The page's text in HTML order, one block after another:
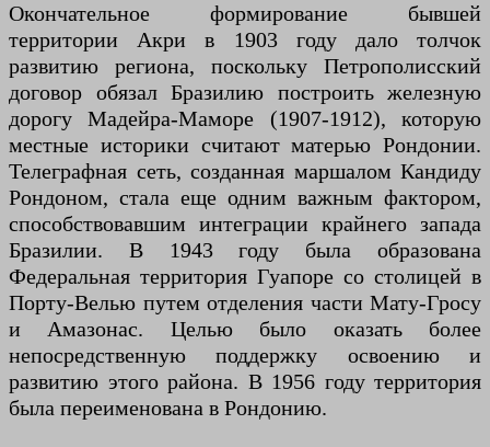
Окончательное формирование бывшей
территории Акри в 1903 году дало толчок
развитию региона, поскольку Петрополисский
договор обязал Бразилию построить железную
дорогу Мадейра-Маморе (1907-1912), которую
местные историки считают матерью Рондонии.
Телеграфная сеть, созданная маршалом Кандиду
Рондоном, стала еще одним важным фактором,
способствовавшим интеграции крайнего запада
Бразилии. В 1943 году была образована
Федеральная территория Гуапоре со столицей в
Порту-Велью путем отделения части Мату-Гросу
и Амазонас. Целью было оказать более
непосредственную поддержку освоению и
развитию этого района. В 1956 году территория
была переименована в Рондонию.